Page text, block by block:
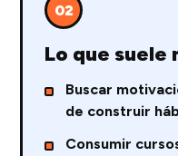
02
Lo que suele
Buscar
de construir
Consumir